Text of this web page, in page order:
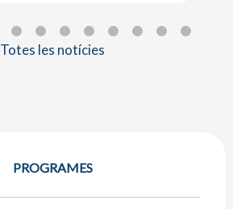
PROGRAMES
Totes les notícies